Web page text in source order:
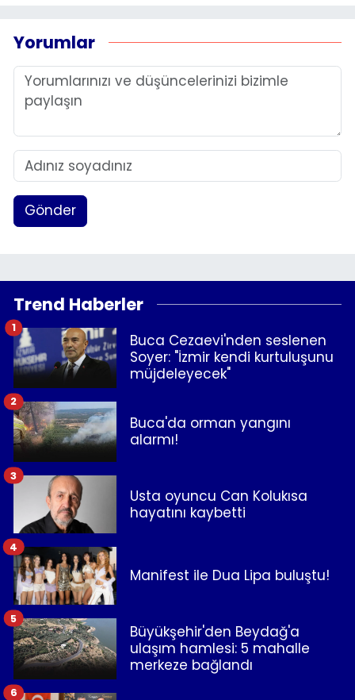
Yorumlar
Gönder
Trend Haberler
Buca Cezaevi'nden seslenen
Soyer: "İzmir kendi kurtuluşunu
müjdeleyecek"
1
Buca'da orman yangını
alarmı!
2
Usta oyuncu Can Kolukısa
hayatını kaybetti
3
Manifest ile Dua Lipa buluştu!
4
Büyükşehir'den Beydağ'a
ulaşım hamlesi: 5 mahalle
merkeze bağlandı
5
6